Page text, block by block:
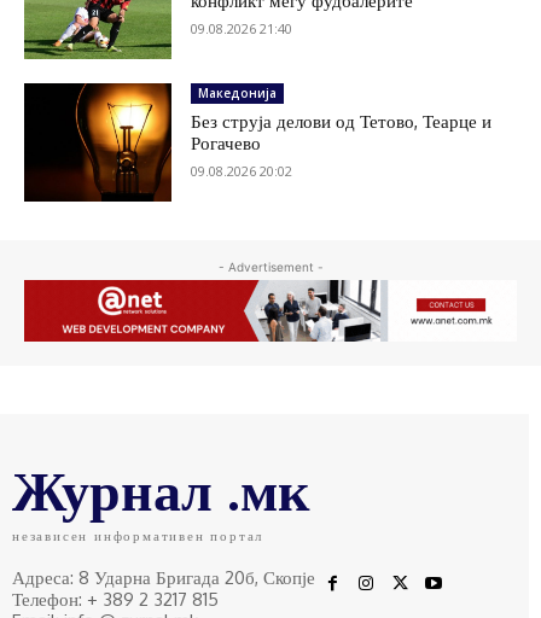
09.08.2026 21:40
Македонија
Без струја делови од Тетово, Теарце и
Рогачево
09.08.2026 20:02
- Advertisement -
Журнал .мк
независен информативен портал
Адреса: 8 Ударна Бригада 20б, Скопје
Телефон: + 389 2 3217 815